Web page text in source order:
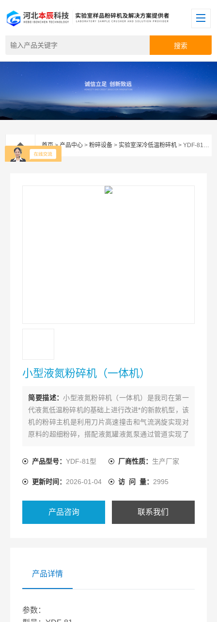
首页>产品中心 >粉碎设备 >实验室深冷低温粉碎机 > YDF-81型小型液氮粉碎机（一体机）
小型液氮粉碎机（一体机）
简要描述： 小型液氮粉碎机（一体机）是我司在第一
代液氮低温粉碎机的基础上进行改进*的新款机型，该
机的粉碎主机是利用刀片高速撞击和气流涡旋实现对
原料的超细粉碎，搭配液氮罐液氮泵通过管道实现了
触原料且持续低温冷冻使得原料脆化的效果得到增
产品型号：YDF-81型 厂商性质： 生产厂家
更新时间： 2026-01-04 访 问 量： 2995
产品咨询 联系我们
产品详情
参数：